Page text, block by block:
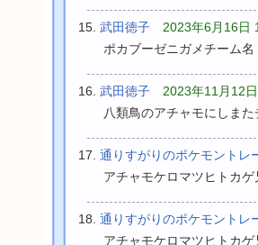
武田徳子 2023年6月16日
ポカブーゼニガメチーム名
武田徳子 2023年11月12
八類鳥のアチャモにしま
通りすがりのポケモント
アチャモケロマツヒトカ
通りすがりのポケモント
アチャモケロマツヒトカ